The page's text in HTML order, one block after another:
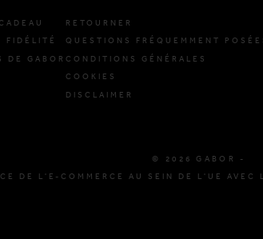
FIDÉLITÉ
DE GABOR
RETOURNER
QUESTIONS FRÉQUEMMENT
CONDITIONS GÉNÉRALES
COOKIES
DISCLAIMER
© 2026 GABOR -
DE L'E-COMMERCE AU SEIN DE L'UE AVEC